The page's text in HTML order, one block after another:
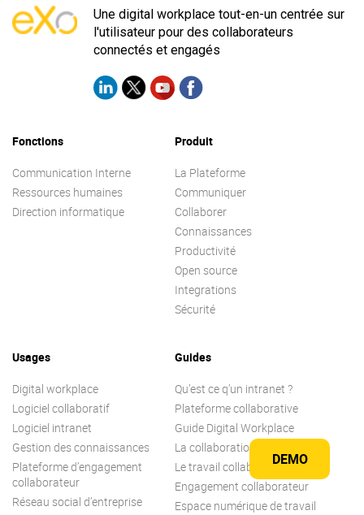
DEMO
Une digital workplace tout-en-un centrée sur
l'utilisateur pour des collaborateurs
connectés et engagés
Fonctions
Communication Interne
Ressources humaines
Direction informatique
Produit
La Plateforme
Communiquer
Collaborer
Connaissances
Productivité
Open source
Integrations
Sécurité
Usages
Digital workplace
Logiciel collaboratif
Logiciel intranet
Gestion des connaissances
Plateforme d’engagement
collaborateur
Réseau social d’entreprise
Guides
Qu’est ce q’un intranet ?
Plateforme collaborative
Guide Digital Workplace
La collaboration
Le travail collaboratif
Engagement collaborateur
Espace numérique de travail